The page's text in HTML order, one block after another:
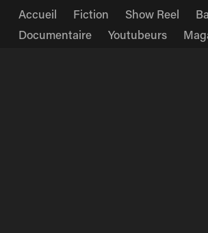
Accueil Fiction Show Reel
Documentaire
Youtubeurs